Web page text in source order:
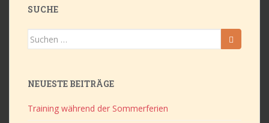
SUCHE
Suchen
nach:
NEUESTE BEITRÄGE
Training während der Sommerferien